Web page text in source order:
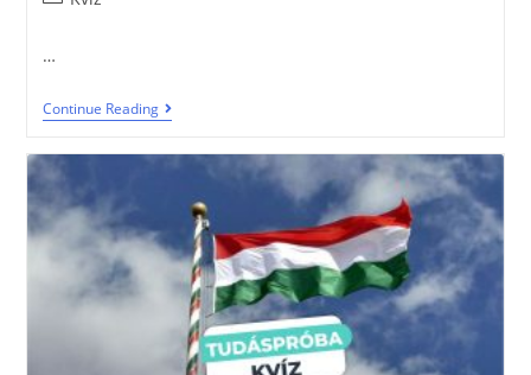
…
Continue Reading